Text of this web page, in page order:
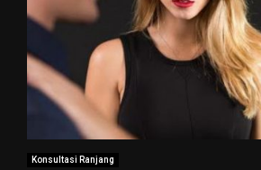
Konsultasi Ranjang